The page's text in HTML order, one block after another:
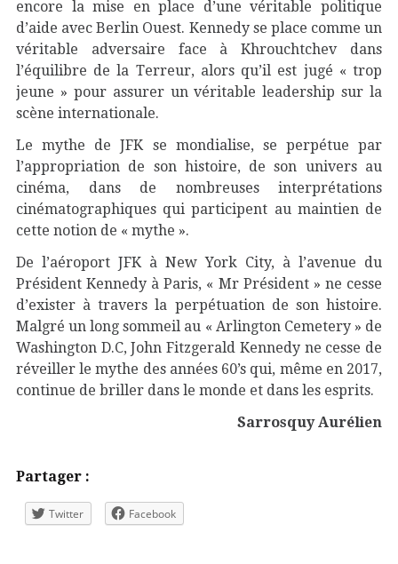
encore la mise en place d’une véritable politique
d’aide avec Berlin Ouest. Kennedy se place comme un
véritable adversaire face à Khrouchtchev dans
l’équilibre de la Terreur, alors qu’il est jugé « trop
jeune » pour assurer un véritable leadership sur la
scène internationale.
Le mythe de JFK se mondialise, se perpétue par
l’appropriation de son histoire, de son univers au
cinéma, dans de nombreuses interprétations
cinématographiques qui participent au maintien de
cette notion de « mythe ».
De l’aéroport JFK à New York City, à l’avenue du
Président Kennedy à Paris, « Mr Président » ne cesse
d’exister à travers la perpétuation de son histoire.
Malgré un long sommeil au « Arlington Cemetery » de
Washington D.C, John Fitzgerald Kennedy ne cesse de
réveiller le mythe des années 60’s qui, même en 2017,
continue de briller dans le monde et dans les esprits.
Sarrosquy Aurélien
Partager :
Twitter Facebook